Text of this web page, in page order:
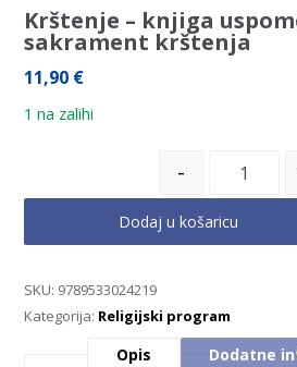
Krštenje – knjiga
sakrament krštenja
11,90 €
1 na zalihi
-
Dodaj u košaricu
SKU: 9789533024219
Kategorija: Religijski program
Opis Dodatne